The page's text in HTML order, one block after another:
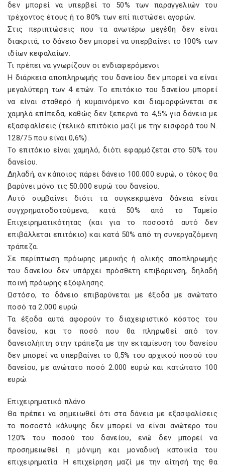
δεν μπορεί να υπερβεί το 50% των παραγγελιών του
τρέχοντος έτους ή το 80% των επί πιστώσει αγορών.
Στις περιπτώσεις που τα ανωτέρω μεγέθη δεν είναι
διακριτά, το δάνειο δεν μπορεί να υπερβαίνει το 100% των
ιδίων κεφαλαίων.
Τι πρέπει να γνωρίζουν οι ενδιαφερόμενοι
Η διάρκεια αποπληρωμής του δανείου δεν μπορεί να είναι
μεγαλύτερη των 4 ετών. Το επιτόκιο του δανείου μπορεί
να είναι σταθερό ή κυμαινόμενο και διαμορφώνεται σε
χαμηλά επίπεδα, καθώς δεν ξεπερνά το 4,5% για δάνεια με
εξασφαλίσεις (τελικό επιτόκιο μαζί με την εισφορά του Ν.
128/75 που είναι 0,6%).
Το επιτόκιο είναι χαμηλό, διότι εφαρμόζεται στο 50% του
δανείου.
Δηλαδή, αν κάποιος πάρει δάνειο 100.000 ευρώ, ο τόκος θα
βαρύνει μόνο τις 50.000 ευρώ του δανείου.
Αυτό συμβαίνει διότι τα συγκεκριμένα δάνεια είναι
συγχρηματοδοτούμενα, κατά 50% από το Ταμείο
Επιχειρηματικότητας (και για το ποσοστό αυτό δεν
επιβάλλεται επιτόκιο) και κατά 50% από τη συνεργαζόμενη
τράπεζα.
Σε περίπτωση πρόωρης μερικής ή ολικής αποπληρωμής
του δανείου δεν υπάρχει πρόσθετη επιβάρυνση, δηλαδή
ποινή πρόωρης εξόφλησης.
Ωστόσο, το δάνειο επιβαρύνεται με έξοδα με ανώτατο
ποσό τα 2.000 ευρώ.
Τα έξοδα αυτά αφορούν το διαχειριστικό κόστος του
δανείου, και το ποσό που θα πληρωθεί από τον
δανειολήπτη στην τράπεζα με την εκταμίευση του δανείου
δεν μπορεί να υπερβαίνει το 0,5% του αρχικού ποσού του
δανείου, με ανώτατο ποσό 2.000 ευρώ και κατώτατο 100
ευρώ.
Επιχειρηματικό πλάνο
Θα πρέπει να σημειωθεί ότι στα δάνεια με εξασφαλίσεις
το ποσοστό κάλυψης δεν μπορεί να είναι ανώτερο του
120% του ποσού του δανείου, ενώ δεν μπορεί να
προσημειωθεί η μόνιμη και μοναδική κατοικία του
επιχειρηματία. Η επιχείρηση μαζί με την αίτησή της θα